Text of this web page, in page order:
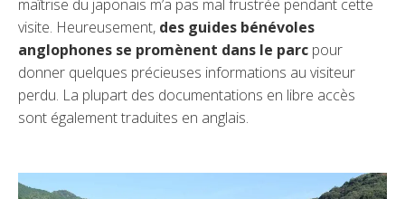
maîtrise du japonais m’a pas mal frustrée pendant cette
visite. Heureusement, des guides bénévoles
anglophones se promènent dans le parc pour
donner quelques précieuses informations au visiteur
perdu. La plupart des documentations en libre accès
sont également traduites en anglais.